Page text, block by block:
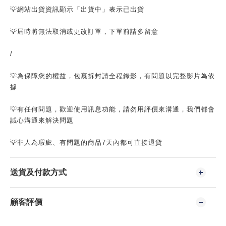
💡網站出貨資訊顯示「出貨中」表示已出貨
💡屆時將無法取消或更改訂單，下單前請多留意
/
💡為保障您的權益，包裹拆封請全程錄影，有問題以完整影片為依
據
💡有任何問題，歡迎使用訊息功能，請勿用評價來溝通，我們都會
誠心溝通來解決問題
💡非人為瑕疵、有問題的商品7天內都可直接退貨
送貨及付款方式
顧客評價